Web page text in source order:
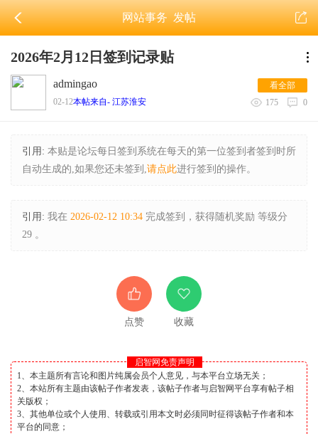
网站事务发帖
2026年2月12日签到记录贴
admingao
02-12本帖来自- 江苏淮安
看全部
175
0
引用: 本贴是论坛每日签到系统在每天的第一位签到者签到时所
自动生成的,如果您还未签到,请点此进行签到的操作。
引用: 我在 2026-02-12 10:34 完成签到，获得随机奖励 等级分
29 。
点赞 收藏
启智网免责声明
1、本主题所有言论和图片纯属会员个人意见，与本平台立场无关；
2、本站所有主题由该帖子作者发表，该帖子作者与启智网平台享有帖子相
关版权；
3、其他单位或个人使用、转载或引用本文时必须同时征得该帖子作者和本
平台的同意；